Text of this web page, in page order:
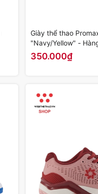
Giày thể thao
"Navy/Yellow" -
350.000₫